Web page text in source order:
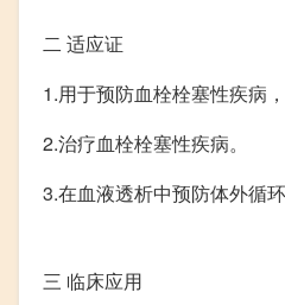
二 适应证
1.用于预防血栓栓塞性疾病
2.治疗血栓栓塞性疾病。
3.在血液透析中预防体外循
三 临床应用